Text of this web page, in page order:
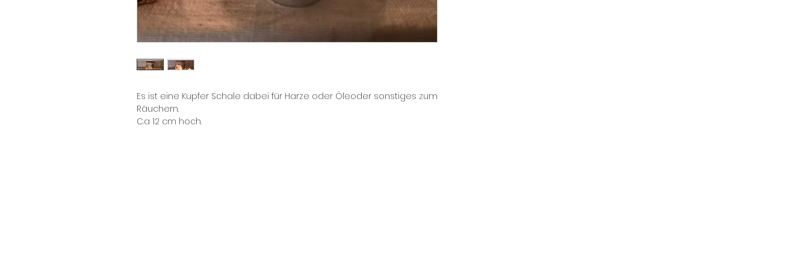
Es ist eine Kupfer Schale dabei für Harze oder Öleoder sonstiges zum
Räuchern.
C.a 12 cm hoch.